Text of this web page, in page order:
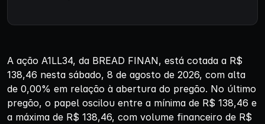
A ação A1LL34, da BREAD FINAN, está cotada a R$
138,46 nesta sábado, 8 de agosto de 2026, com alta
de 0,00% em relação à abertura do pregão. No último
pregão, o papel oscilou entre a mínima de R$ 138,46 e
a máxima de R$ 138,46, com volume financeiro de R$